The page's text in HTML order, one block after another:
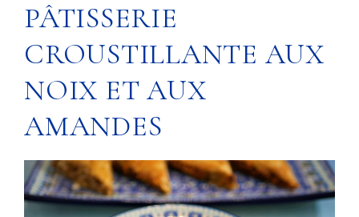
PÂTISSERIE
CROUSTILLANTE AUX
NOIX ET AUX
AMANDES